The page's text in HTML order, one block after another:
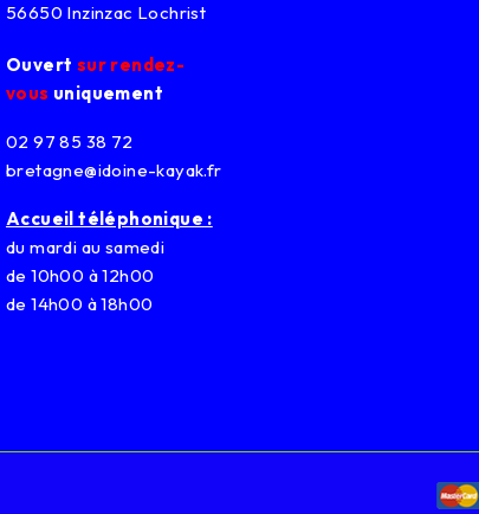
56650 Inzinzac Lochrist
Ouvert sur rendez-
vous uniquement
02 97 85 38 72
bretagne@idoine-kayak.fr
Accueil téléphonique :
du mardi au samedi
de 10h00 à 12h00
de 14h00 à 18h00